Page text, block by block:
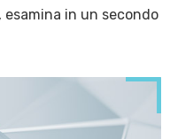
in un secondo